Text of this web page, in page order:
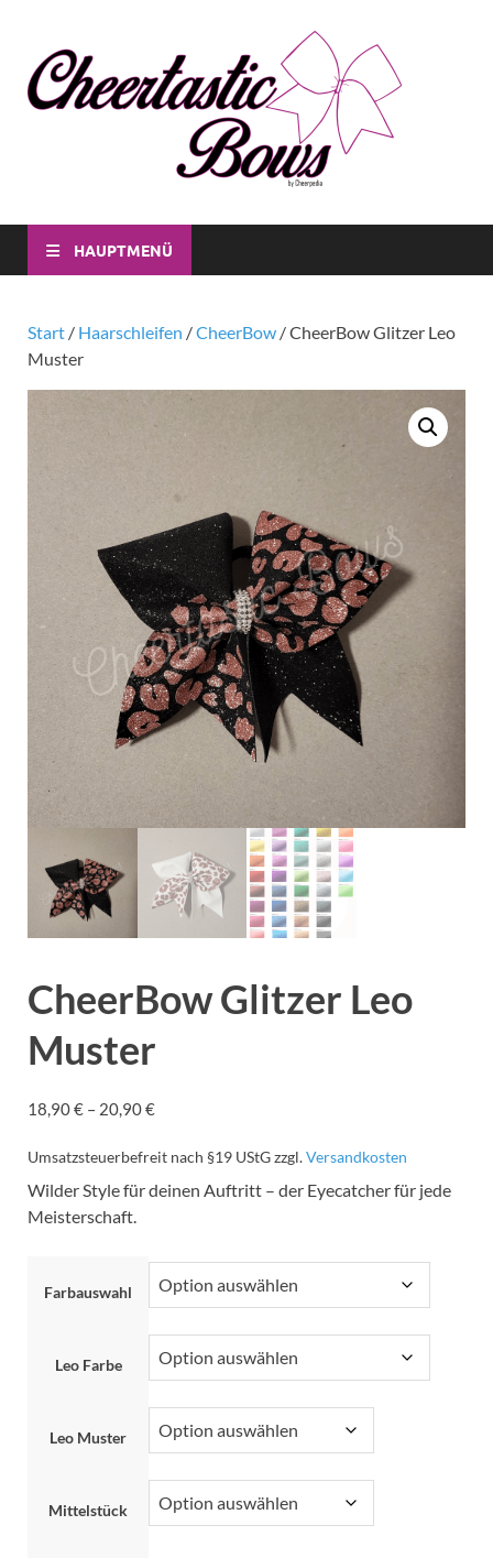
HAUPTMENÜ
Start / Haarschleifen /CheerBow / CheerBow Glitzer Leo
Muster
CheerBow Glitzer Leo
Muster
18,90€ – 20,90€
Umsatzsteuerbefreit nach §19 UStGzzgl.Versandkosten
Wilder Style für deinen Auftritt – der Eyecatcher für jede
Meisterschaft.
Farbauswahl
Leo Farbe
Leo Muster
Mittelstück